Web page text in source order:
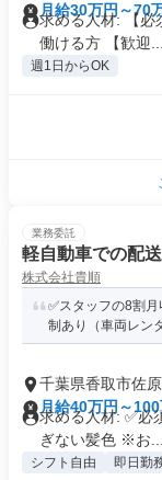
月給30万円～70
求める人材: 【必
働ける方 【歓迎...
週1日からOK
業務委託
軽自動車での配
株式会社貴順
✅スタッフの8割
制あり（車両レン
千葉県香取市佐
月給40万円～
求める人材: ✅️必
ぎない髪色 ※お...
シフト自由 即日勤